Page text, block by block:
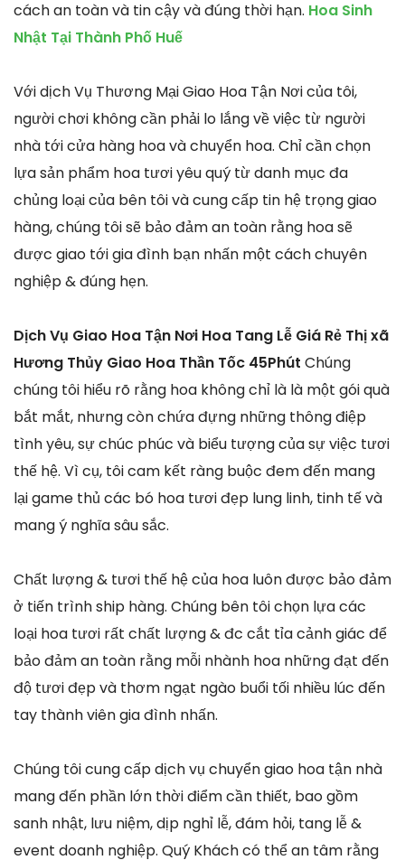
cách an toàn và tin cậy và đúng thời hạn. Hoa Sinh
Nhật Tại Thành Phố Huế
Với dịch Vụ Thương Mại Giao Hoa Tận Nơi của tôi,
người chơi không cần phải lo lắng về việc từ người
nhà tới cửa hàng hoa và chuyển hoa. Chỉ cần chọn
lựa sản phẩm hoa tươi yêu quý từ danh mục đa
chủng loại của bên tôi và cung cấp tin hệ trọng giao
hàng, chúng tôi sẽ bảo đảm an toàn rằng hoa sẽ
được giao tới gia đình bạn nhấn một cách chuyên
nghiệp & đúng hẹn.
Dịch Vụ Giao Hoa Tận Nơi Hoa Tang Lễ Giá Rẻ Thị xã
Hương Thủy Giao Hoa Thần Tốc 45Phút Chúng
chúng tôi hiểu rõ rằng hoa không chỉ là là một gói quà
bắt mắt, nhưng còn chứa đựng những thông điệp
tình yêu, sự chúc phúc và biểu tượng của sự việc tươi
thế hệ. Vì cụ, tôi cam kết ràng buộc đem đến mang
lại game thủ các bó hoa tươi đẹp lung linh, tinh tế và
mang ý nghĩa sâu sắc.
Chất lượng & tươi thế hệ của hoa luôn được bảo đảm
ở tiến trình ship hàng. Chúng bên tôi chọn lựa các
loại hoa tươi rất chất lượng & đc cắt tỉa cảnh giác để
bảo đảm an toàn rằng mỗi nhành hoa những đạt đến
độ tươi đẹp và thơm ngạt ngào buổi tối nhiều lúc đến
tay thành viên gia đình nhấn.
Chúng tôi cung cấp dịch vụ chuyển giao hoa tận nhà
mang đến phần lớn thời điểm cần thiết, bao gồm
sanh nhật, lưu niệm, dịp nghỉ lễ, đám hỏi, tang lễ &
event doanh nghiệp. Quý Khách có thể an tâm rằng